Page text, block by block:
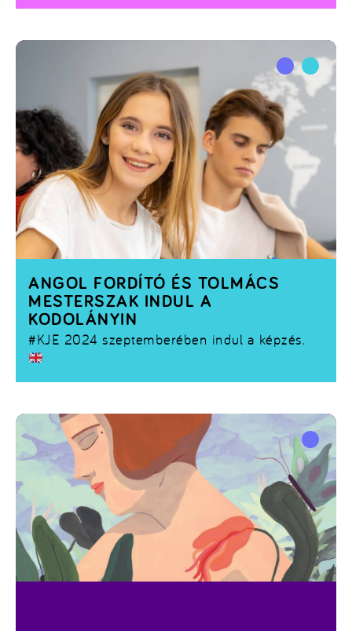
#KJE 2024 szeptemberében indul a képzés.
ANGOL FORDÍTÓ ÉS TOLMÁCS
MESTERSZAK INDUL A
KODOLÁNYIN